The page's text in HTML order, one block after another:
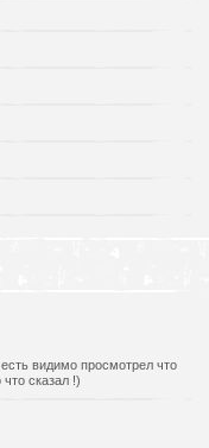
видимо просмотрел что
сказал !)